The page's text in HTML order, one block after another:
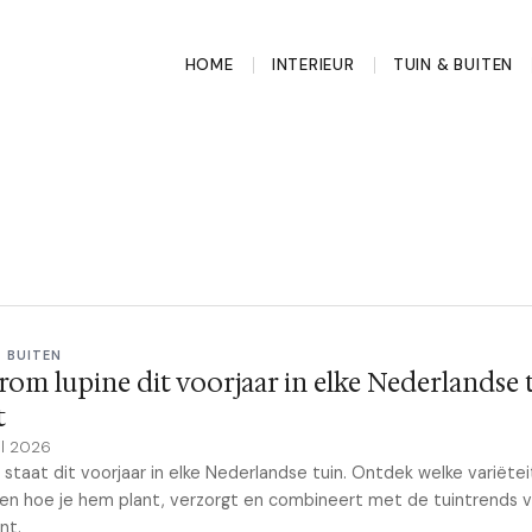
HOME INTERIEUR TUIN & BUITEN
lupine dit voorjaar in elke Nederlandse
2026
staat dit voorjaar in elke Nederlandse tuin. Ontdek welke
hoe je hem plant, verzorgt en combineert met de tuintrends